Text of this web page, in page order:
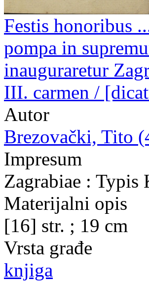
Festis honoribus
pompa in
inauguraretur
III. carmen /
Autor
Brezovački, Tito
Impresum
Zagrabiae : Typis
Materijalni opis
[16] str. ; 19 cm
Vrsta građe
knjiga